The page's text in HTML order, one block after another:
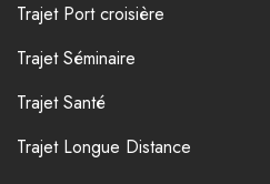
Trajet Port croisière
Trajet Séminaire
Trajet Santé
Trajet Longue Distance